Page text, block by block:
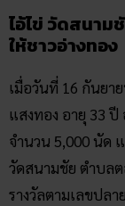
ไอ้ไข่ วัดสนาม
ให้ชาวอ่างทอง
เมื่อวันที่ 16 กันยา
แสงทอง อายุ 33
จำนวน 5,000 นัด
วัดสนามชัย ตำบลต
รางวัลตามเลขปล